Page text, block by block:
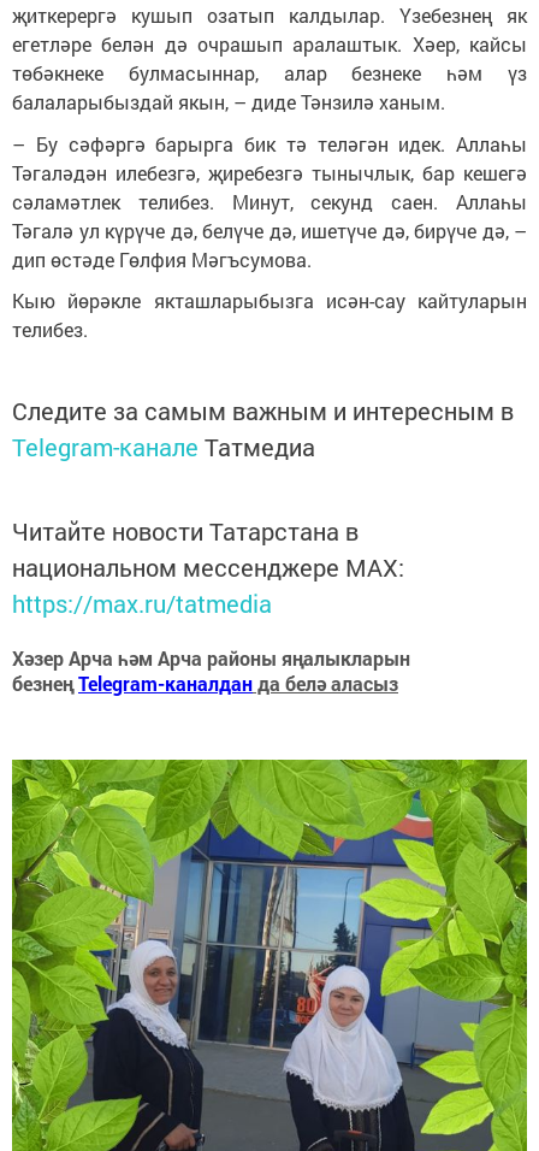
җиткерергә кушып озатып калдылар. Үзебезнең як
егетләре белән дә очрашып аралаштык. Хәер, кайсы
төбәкнеке булмасыннар, алар безнеке һәм үз
балаларыбыздай якын, – диде Тәнзилә ханым.
– Бу сәфәргә барырга бик тә теләгән идек. Аллаһы
Тәгаләдән илебезгә, җиребезгә тынычлык, бар кешегә
сәламәтлек телибез. Минут, секунд саен. Аллаһы
Тәгалә ул күрүче дә, белүче дә, ишетүче дә, бирүче дә, –
дип өстәде Гөлфия Мәгъсумова.
Кыю йөрәкле якташларыбызга исән-сау кайтуларын
телибез.
Следите за самым важным и интересным в
Telegram-канале Татмедиа
Читайте новости Татарстана в
национальном мессенджере MАХ:
https://max.ru/tatmedia
Хәзер Арча һәм Арча районы яңалыкларын
безнеңTelegram-каналданда белә аласыз